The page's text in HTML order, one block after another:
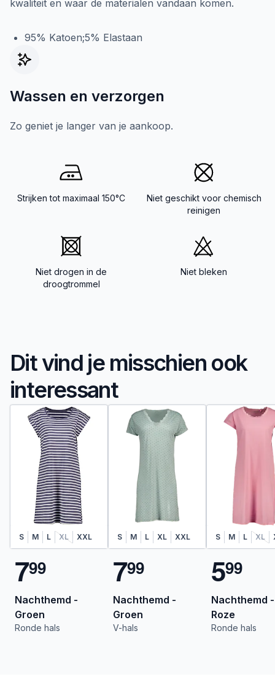
kwaliteit en waar de materialen vandaan komen.
95% Katoen;5% Elastaan
Wassen en verzorgen
Zo geniet je langer van je aankoop.
Strijken tot maximaal 150°C
Niet geschikt voor chemisch
reinigen
Niet drogen in de
droogtrommel
Niet bleken
Dit vind je misschien ook
interessant
S M L XL XXL
799
Nachthemd -
Groen
Ronde hals
S M L XL XXL
799
Nachthemd -
Groen
V-hals
S M L XL
599
Nachthemd -
Roze
Ronde hals